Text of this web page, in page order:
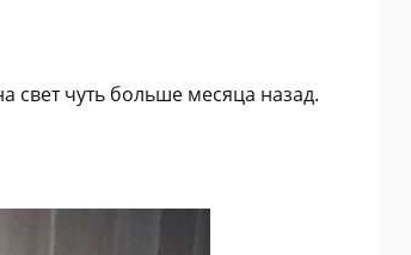
свет чуть больше месяца назад.